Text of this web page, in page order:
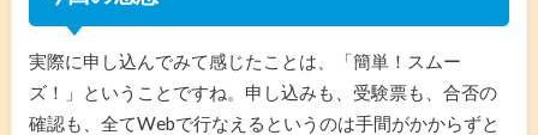
実際に申し込んでみて感じたことは、「簡単！スムー
ズ！」ということですね。申し込みも、受験票も、合否の
確認も、全てWebで行なえるというのは手間がかからずと